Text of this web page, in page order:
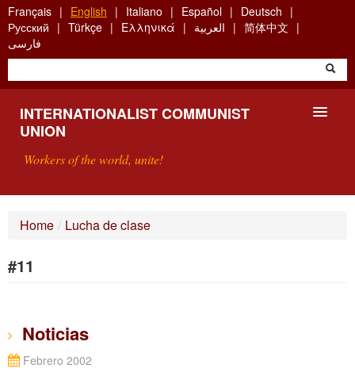
Skip
to
main
content
Français English Italiano Español
Deutsch
Русский
Türkçe Ελληνικά العربية
简体中文
فارسی
INTERNATIONALIST COMMUNIST
UNION
Workers of the world, unite!
Home / Lucha de clase
#11
Noticias
Febrero 2002